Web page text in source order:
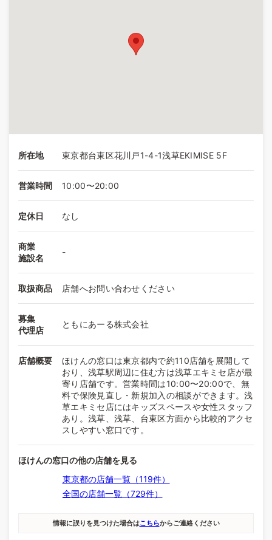
所在地 東京都台東区花川戸1-4-1浅草EKIMISE 5F
営業時間 10:00〜20:00
定休日 なし
商業
施設名
-
取扱商品 店舗へお問い合わせください
募集
代理店
ともにあーる株式会社
店舗概要
ほけんの窓口は東京都内で約110店舗を展開して
おり、浅草駅周辺に住む方は浅草エキミセ店が最
寄り店舗です。営業時間は10:00〜20:00で、無
料で保険見直し・新規加入の相談ができます。浅
草エキミセ店にはキッズスペースや女性スタッフ
あり。浅草、浅草、台東区方面から比較的アクセ
スしやすい窓口です。
ほけんの窓口の他の店舗を見る
東京都の店舗一覧（119件）
全国の店舗一覧（729件）
情報に誤りを見つけた場合はこちらからご連絡ください